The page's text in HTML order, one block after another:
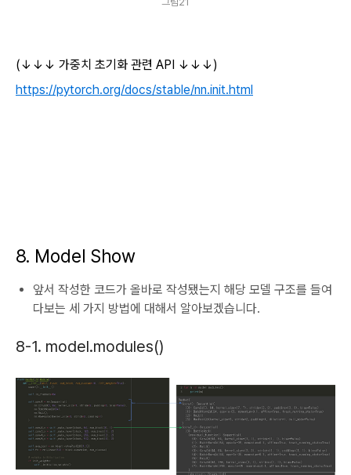
(↓↓↓ 가중치 초기화 관련 API ↓↓↓)
https://pytorch.org/docs/stable/nn.init.html
8. Model Show
앞서 작성한 코드가 올바로 작성됐는지 해당 모델 구조를 들여
다보는 세 가지 방법에 대해서 알아보겠습니다.
8-1. model.modules()